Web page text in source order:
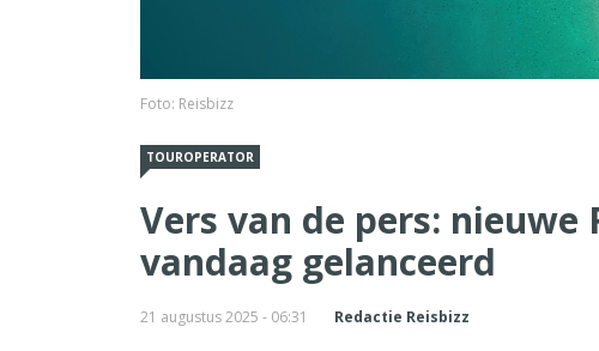
Foto: Reisbizz
TOUROPERATOR
Vers van de pers: nieuwe
vandaag gelanceerd
21 augustus 2025 - 06:31 Redactie Reisbizz